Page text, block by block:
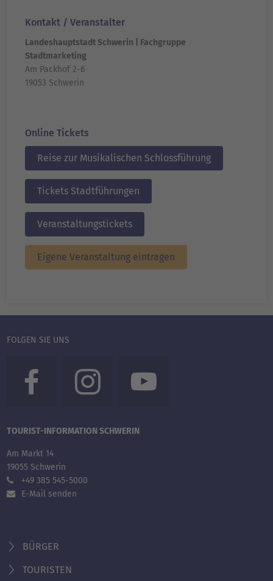
Kontakt / Veranstalter
Landeshauptstadt Schwerin | Fachgruppe
Stadtmarketing
Am Packhof 2-6
19053 Schwerin
Online Tickets
Reise zur Musikalischen Schlossführung
Tickets Stadtführungen
Veranstaltungstickets
Eigene Veranstaltung eintragen
FOLGEN SIE UNS
TOURIST-INFORMATION SCHWERIN
Am Markt 14
19055 Schwerin
+49 385 545-5000
E-Mail senden
BÜRGER
TOURISTEN